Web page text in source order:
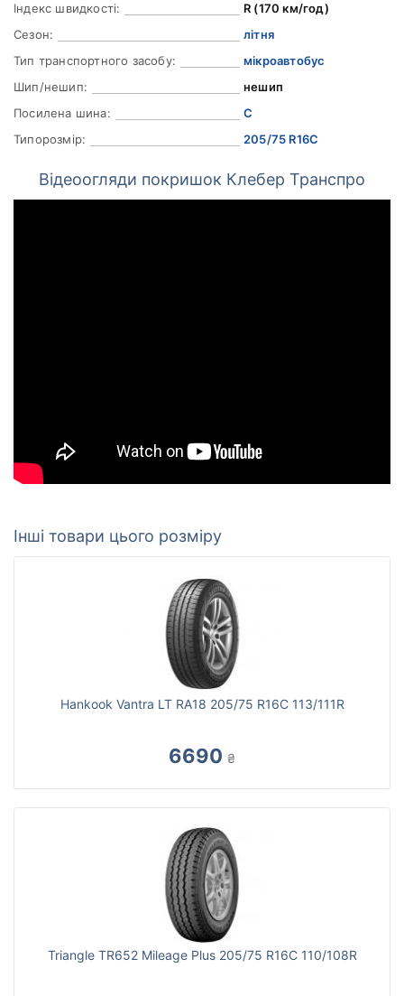
Індекс швидкості:
R (170 км/год)
Сезон:
літня
Тип транспортного засобу:
мікроавтобус
Шип/нешип:
нешип
Посилена шина:
C
Типорозмір:
205/75 R16C
Відеоогляди покришок Клебер Транспро
Інші товари цього розміру
Hankook Vantra LT RA18 205/75 R16C 113/111R
6690 ₴
Triangle TR652 Mileage Plus 205/75 R16C 110/108R